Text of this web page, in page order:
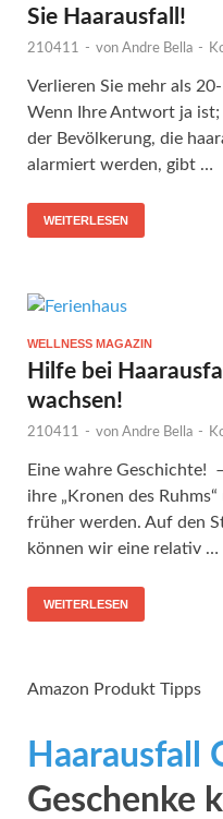
Sie Haarausfall!
210411 - von Andre Bella -
Verlieren Sie mehr als
Wenn Ihre Antwort ja ist;
der Bevölkerung, die
alarmiert werden, gibt …
WEITERLESEN
WELLNESS MAGAZIN
Hilfe bei
wachsen!
210411 - von Andre Bella -
Eine wahre Geschichte!
ihre „Kronen des
früher werden. Auf den
können wir eine relativ …
WEITERLESEN
Amazon Produkt Tipps
Haarausfall
Geschenke